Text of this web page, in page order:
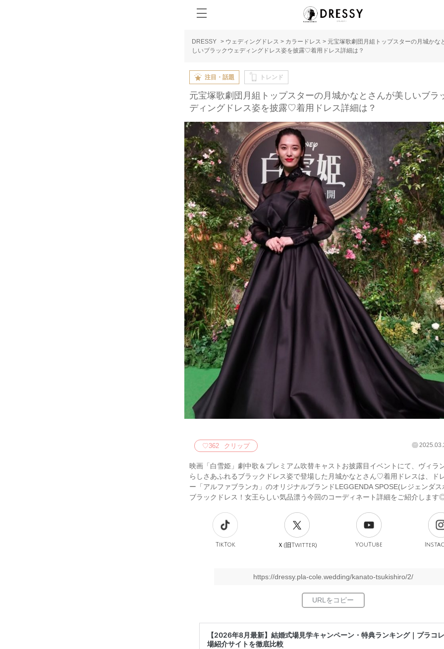
DRESSY > ウェディングドレス > カラードレス > 元宝塚歌劇団月組トップスターの月城かな
しいブラックウェディングドレス姿を披露♡着用ドレス詳細は？
注目・話題 トレンド
元宝塚歌劇団月組トップスターの月城かなとさんが美しいブラ
ディングドレス姿を披露♡着用ドレス詳細は？
♡362 クリップ
映画「白雪姫」劇中歌＆プレミアム吹替キャストお披露目イベントにて、ヴィラ
らしさあふれるブラックドレス姿で登場した月城かなとさん♡着用ドレスは、ド
ー「アルファブランカ」のオリジナルブランドLEGGENDA SPOSE(レジェンダ
ブラックドレス！女王らしい気品漂う今回のコーディネート詳細をご紹介します
TikTok Ｘ(旧Twitter) YouTube
https://dressy.pla-cole.wedding/kanato-tsukishiro/2/
【2026年8月最新】結婚式場見学キャンペーン・特典ランキング｜プラコ
場紹介サイトを徹底比較